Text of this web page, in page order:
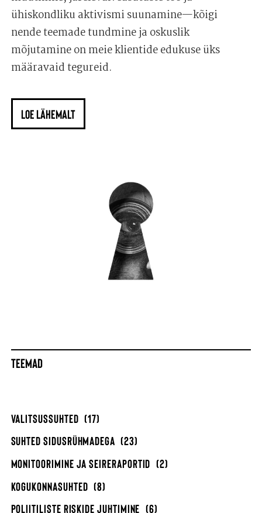
TEEMAD
VALITSUSSUHTED (17)
SUHTED SIDUSRÜHMADEGA (23)
MONITOORIMINE JA SEIRERAPORTID (2)
KOGUKONNASUHTED (8)
POLIITILISTE RISKIDE JUHTIMINE (6)
ühiskondliku aktivismi suunamine—kõigi
nende teemade tundmine ja oskuslik
mõjutamine on meie klientide edukuse üks
määravaid tegureid.
LOE LÄHEMALT